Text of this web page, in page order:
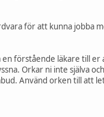
för att kunna jobba
förstående läkare till er
Orkar ni inte själva
Använd orken till att